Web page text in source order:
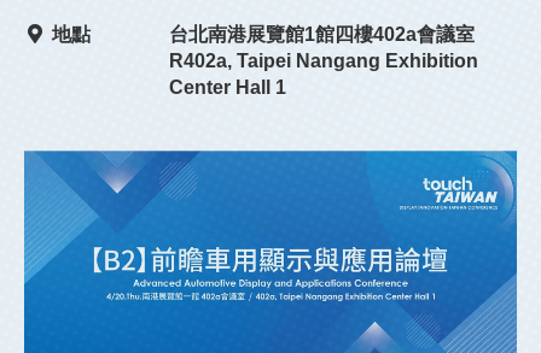
地點
台北南港展覽館1館四樓402a會議室
R402a, Taipei Nangang Exhibition
Center Hall 1